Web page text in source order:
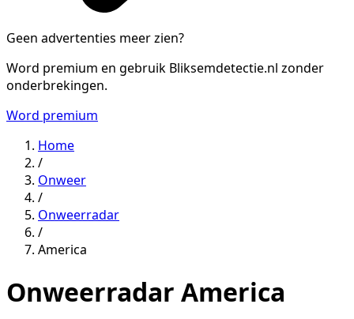
Geen advertenties meer zien?
Word premium en gebruik Bliksemdetectie.nl zonder
onderbrekingen.
Word premium
Home
/
Onweer
/
Onweerradar
/
America
Onweerradar America